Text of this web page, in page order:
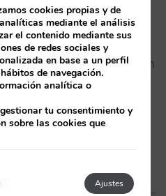
una actualización
aquí. También puedes
.
cookies propias y de
mediante el análisis
el contenido mediante sus
de redes sociales y
en base a un perfil
de navegación.
analítica o
tu consentimiento y
sobre las cookies que
Ajustes